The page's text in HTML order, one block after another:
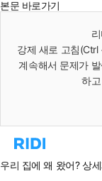
본문 바로가기
강제 새로 고침
계속해서 문제가
하
리
홈
우리 집에 왜 왔어? 상